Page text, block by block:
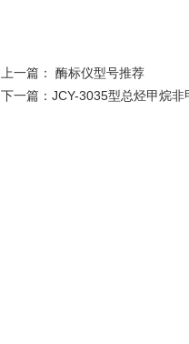
上一篇： 酶标仪型号推荐
下一篇： JCY-3035型总烃甲烷